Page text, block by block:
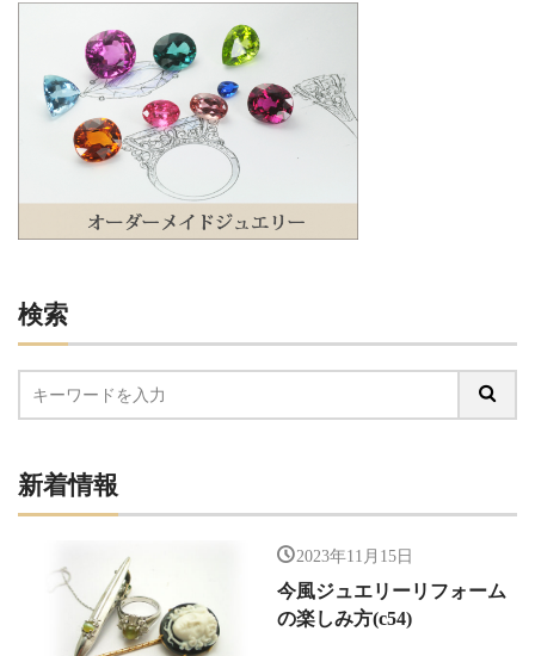
検索
新着情報
2023年11月15日
今風ジュエリーリフォーム
の楽しみ方(c54)